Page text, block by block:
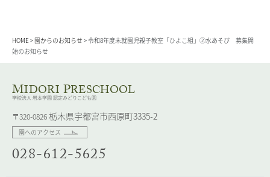
HOME >園からのお知らせ >令和8年度未就園児親子教室「ひよこ組」②水あそび 募集開
始のお知らせ
MIDORIPRESCHOOL
学校法人 岩本学園 認定みどりこども園
〒320-0826栃木県宇都宮市西原町3335-2
園へのアクセス
028-612-5625